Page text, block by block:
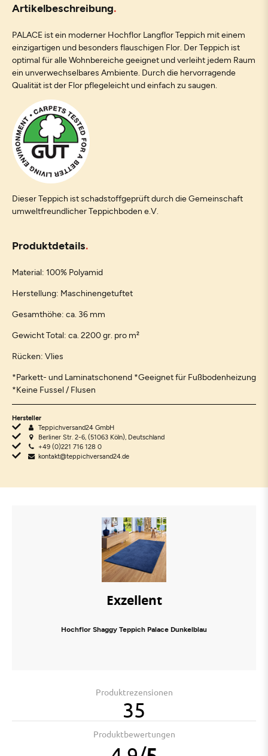
Artikelbeschreibung
PALACE ist ein moderner Hochflor Langflor Teppich mit einem
einzigartigen und besonders flauschigen Flor. Der Teppich ist
optimal für alle Wohnbereiche geeignet und verleiht jedem Raum
ein unverwechselbares Ambiente. Durch die hervorragende
Qualität ist der Flor pflegeleicht und einfach zu saugen.
Dieser Teppich ist schadstoffgeprüft durch die Gemeinschaft
umweltfreundlicher Teppichboden e.V.
Produktdetails
Material: 100% Polyamid
Herstellung: Maschinengetuftet
Gesamthöhe: ca. 36 mm
Gewicht Total: ca. 2200 gr. pro m²
Rücken: Vlies
*Parkett- und Laminatschonend *Geeignet für Fußbodenheizung
*Keine Fussel / Flusen
Hersteller
Teppichversand24 GmbH
Berliner Str. 2-6, (51063 Köln), Deutschland
+49 (0)221 716 128 0
kontakt@teppichversand24.de
Exzellent
Hochflor Shaggy Teppich Palace Dunkelblau
Produktrezensionen
35
Produktbewertungen